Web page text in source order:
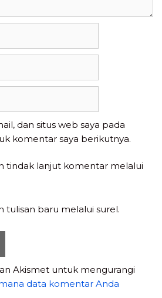
dan situs web saya pada
komentar saya berikutnya.
tindak lanjut komentar melalui
tulisan baru melalui surel.
Akismet untuk mengurangi
data komentar Anda